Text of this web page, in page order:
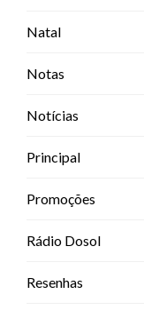
Natal
Notas
Notícias
Principal
Promoções
Rádio Dosol
Resenhas